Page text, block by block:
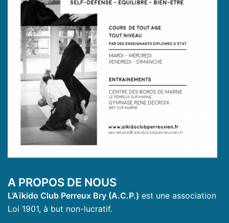
A PROPOS DE NOUS
L’Aïkido Club Perreux Bry (A.C.P.) est une association
Loi 1901, à but non-lucratif.